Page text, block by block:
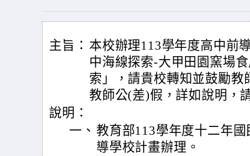
主旨： 本校辦理113學年度高中前
中海線探索-大甲田園窯場
索」，請貴校轉知並鼓勵教
教師公(差)假，詳如說明，
說明：
一、 教育部113學年度十二年
導學校計畫辦理。